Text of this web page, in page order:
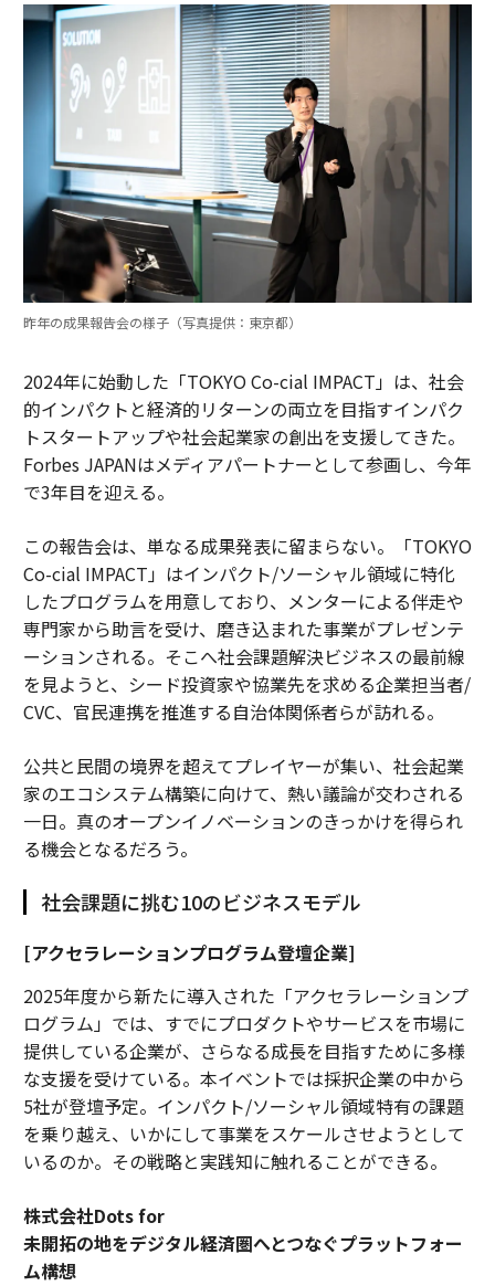
昨年の成果報告会の様子（写真提供：東京都）
2024年に始動した「TOKYO Co-cial IMPACT」は、社会
的インパクトと経済的リターンの両立を目指すインパク
トスタートアップや社会起業家の創出を支援してきた。
Forbes JAPANはメディアパートナーとして参画し、今年
で3年目を迎える。
この報告会は、単なる成果発表に留まらない。「TOKYO
Co-cial IMPACT」はインパクト/ソーシャル領域に特化
したプログラムを用意しており、メンターによる伴走や
専門家から助言を受け、磨き込まれた事業がプレゼンテ
ーションされる。そこへ社会課題解決ビジネスの最前線
を見ようと、シード投資家や協業先を求める企業担当者/
CVC、官民連携を推進する自治体関係者らが訪れる。
公共と民間の境界を超えてプレイヤーが集い、社会起業
家のエコシステム構築に向けて、熱い議論が交わされる
一日。真のオープンイノベーションのきっかけを得られ
る機会となるだろう。
社会課題に挑む10のビジネスモデル
[アクセラレーションプログラム登壇企業]
2025年度から新たに導入された「アクセラレーションプ
ログラム」では、すでにプロダクトやサービスを市場に
提供している企業が、さらなる成長を目指すために多様
な支援を受けている。本イベントでは採択企業の中から
5社が登壇予定。インパクト/ソーシャル領域特有の課題
を乗り越え、いかにして事業をスケールさせようとして
いるのか。その戦略と実践知に触れることができる。
株式会社Dots for
未開拓の地をデジタル経済圏へとつなぐプラットフォー
ム構想